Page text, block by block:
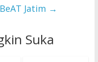
Jatim →
Suka